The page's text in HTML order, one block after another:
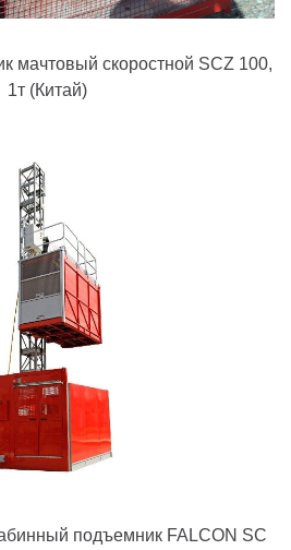
скоростной SCZ 100,
1т (Китай)
подъемник FALCON SC